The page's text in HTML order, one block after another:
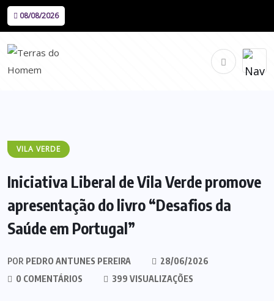
08/08/2026
VILA VERDE
Iniciativa Liberal de Vila Verde promove
apresentação do livro “Desafios da
Saúde em Portugal”
POR PEDRO ANTUNES PEREIRA
28/06/2026
0 COMENTÁRIOS
399 VISUALIZAÇÕES